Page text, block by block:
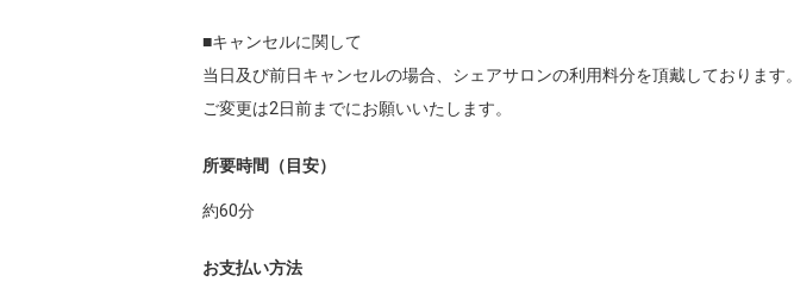
■キャンセルに関して
当日及び前日キャンセルの場合、シェアサロンの利用料分を頂戴しております。
ご変更は2日前までにお願いいたします。
所要時間（目安）
約60分
お支払い方法